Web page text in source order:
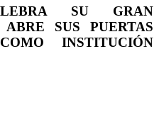
SU GRAN
SUS PUERTAS
INSTITUCIÓN